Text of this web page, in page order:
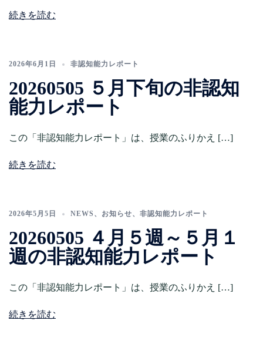
続きを読む
2026年6月1日 非認知能力レポート
20260505 ５月下旬の非認知
能力レポート
この「非認知能力レポート」は、授業のふりかえ […]
続きを読む
2026年5月5日 NEWS 、 お知らせ、 非認知能力レポート
20260505 ４月５週～５月１
週の非認知能力レポート
この「非認知能力レポート」は、授業のふりかえ […]
続きを読む